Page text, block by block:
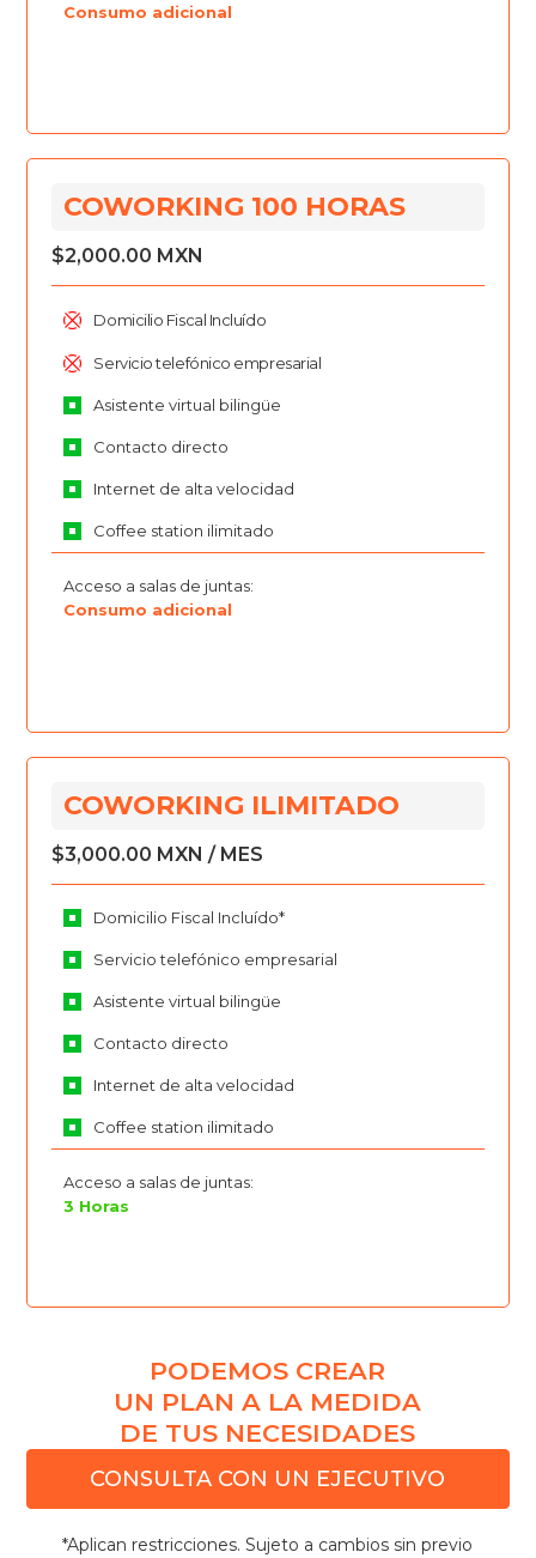
Consumo adicional
COWORKING 100 HORAS
$2,000.00 MXN
Domicilio Fiscal Incluído
Servicio telefónico empresarial
Asistente virtual bilingüe
Contacto directo
Internet de alta velocidad
Coffee station ilimitado
Acceso a salas de juntas:
Consumo adicional
COWORKING ILIMITADO
$3,000.00 MXN / MES
Domicilio Fiscal Incluído*
Servicio telefónico empresarial
Asistente virtual bilingüe
Contacto directo
Internet de alta velocidad
Coffee station ilimitado
Acceso a salas de juntas:
3 Horas
PODEMOS CREAR
UN PLAN A LA MEDIDA
DE TUS NECESIDADES
CONSULTA CON UN EJECUTIVO
*Aplican restricciones. Sujeto a cambios sin previo